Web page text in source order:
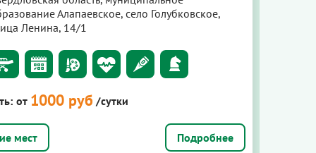
Алапаевское, село Голубковское,
Ленина, 14/1
от 1000 руб /сутки
Подробнее